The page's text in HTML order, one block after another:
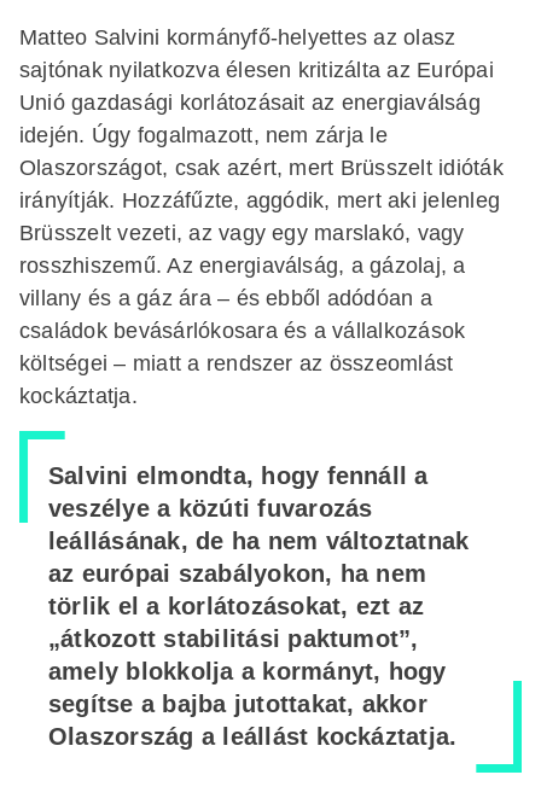
Matteo Salvini kormányfő-helyettes az olasz
sajtónak nyilatkozva élesen kritizálta az Európai
Unió gazdasági korlátozásait az energiaválság
idején. Úgy fogalmazott, nem zárja le
Olaszországot, csak azért, mert Brüsszelt idióták
irányítják. Hozzáfűzte, aggódik, mert aki jelenleg
Brüsszelt vezeti, az vagy egy marslakó, vagy
rosszhiszemű. Az energiaválság, a gázolaj, a
villany és a gáz ára – és ebből adódóan a
családok bevásárlókosara és a vállalkozások
költségei – miatt a rendszer az összeomlást
kockáztatja.
Salvini elmondta, hogy fennáll a
veszélye a közúti fuvarozás
leállásának, de ha nem változtatnak
az európai szabályokon, ha nem
törlik el a korlátozásokat, ezt az
„átkozott stabilitási paktumot”,
amely blokkolja a kormányt, hogy
segítse a bajba jutottakat, akkor
Olaszország a leállást kockáztatja.